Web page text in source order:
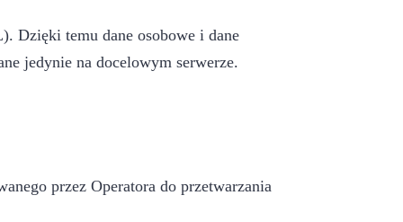
Dzięki temu dane osobowe i dane
jedynie na docelowym serwerze.
przez Operatora do przetwarzania